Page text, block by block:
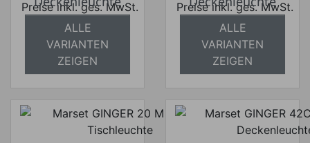
Preise inkl. ges. MwSt.
absolut
versandkostenfrei
ALLE
VARIANTEN
ZEIGEN
Preise inkl. ges. MwSt.
absolut
versandkostenfrei
ALLE
VARIANTEN
ZEIGEN